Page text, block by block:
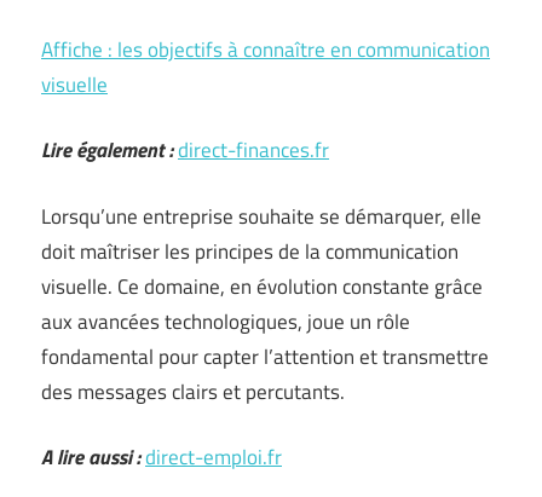
Affiche : les objectifs à connaître en communication
visuelle
Lire également :direct-finances.fr
Lorsqu’une entreprise souhaite se démarquer, elle
doit maîtriser les principes de la communication
visuelle. Ce domaine, en évolution constante grâce
aux avancées technologiques, joue un rôle
fondamental pour capter l’attention et transmettre
des messages clairs et percutants.
A lire aussi :direct-emploi.fr